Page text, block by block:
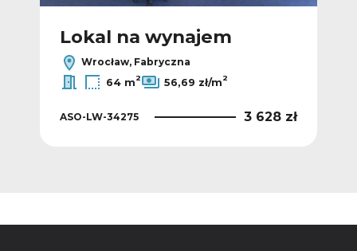
Lokal na wynajem
Wrocław, Fabryczna
64 m2 56,69 zł/m2
ASO-LW-34275 3 628 zł